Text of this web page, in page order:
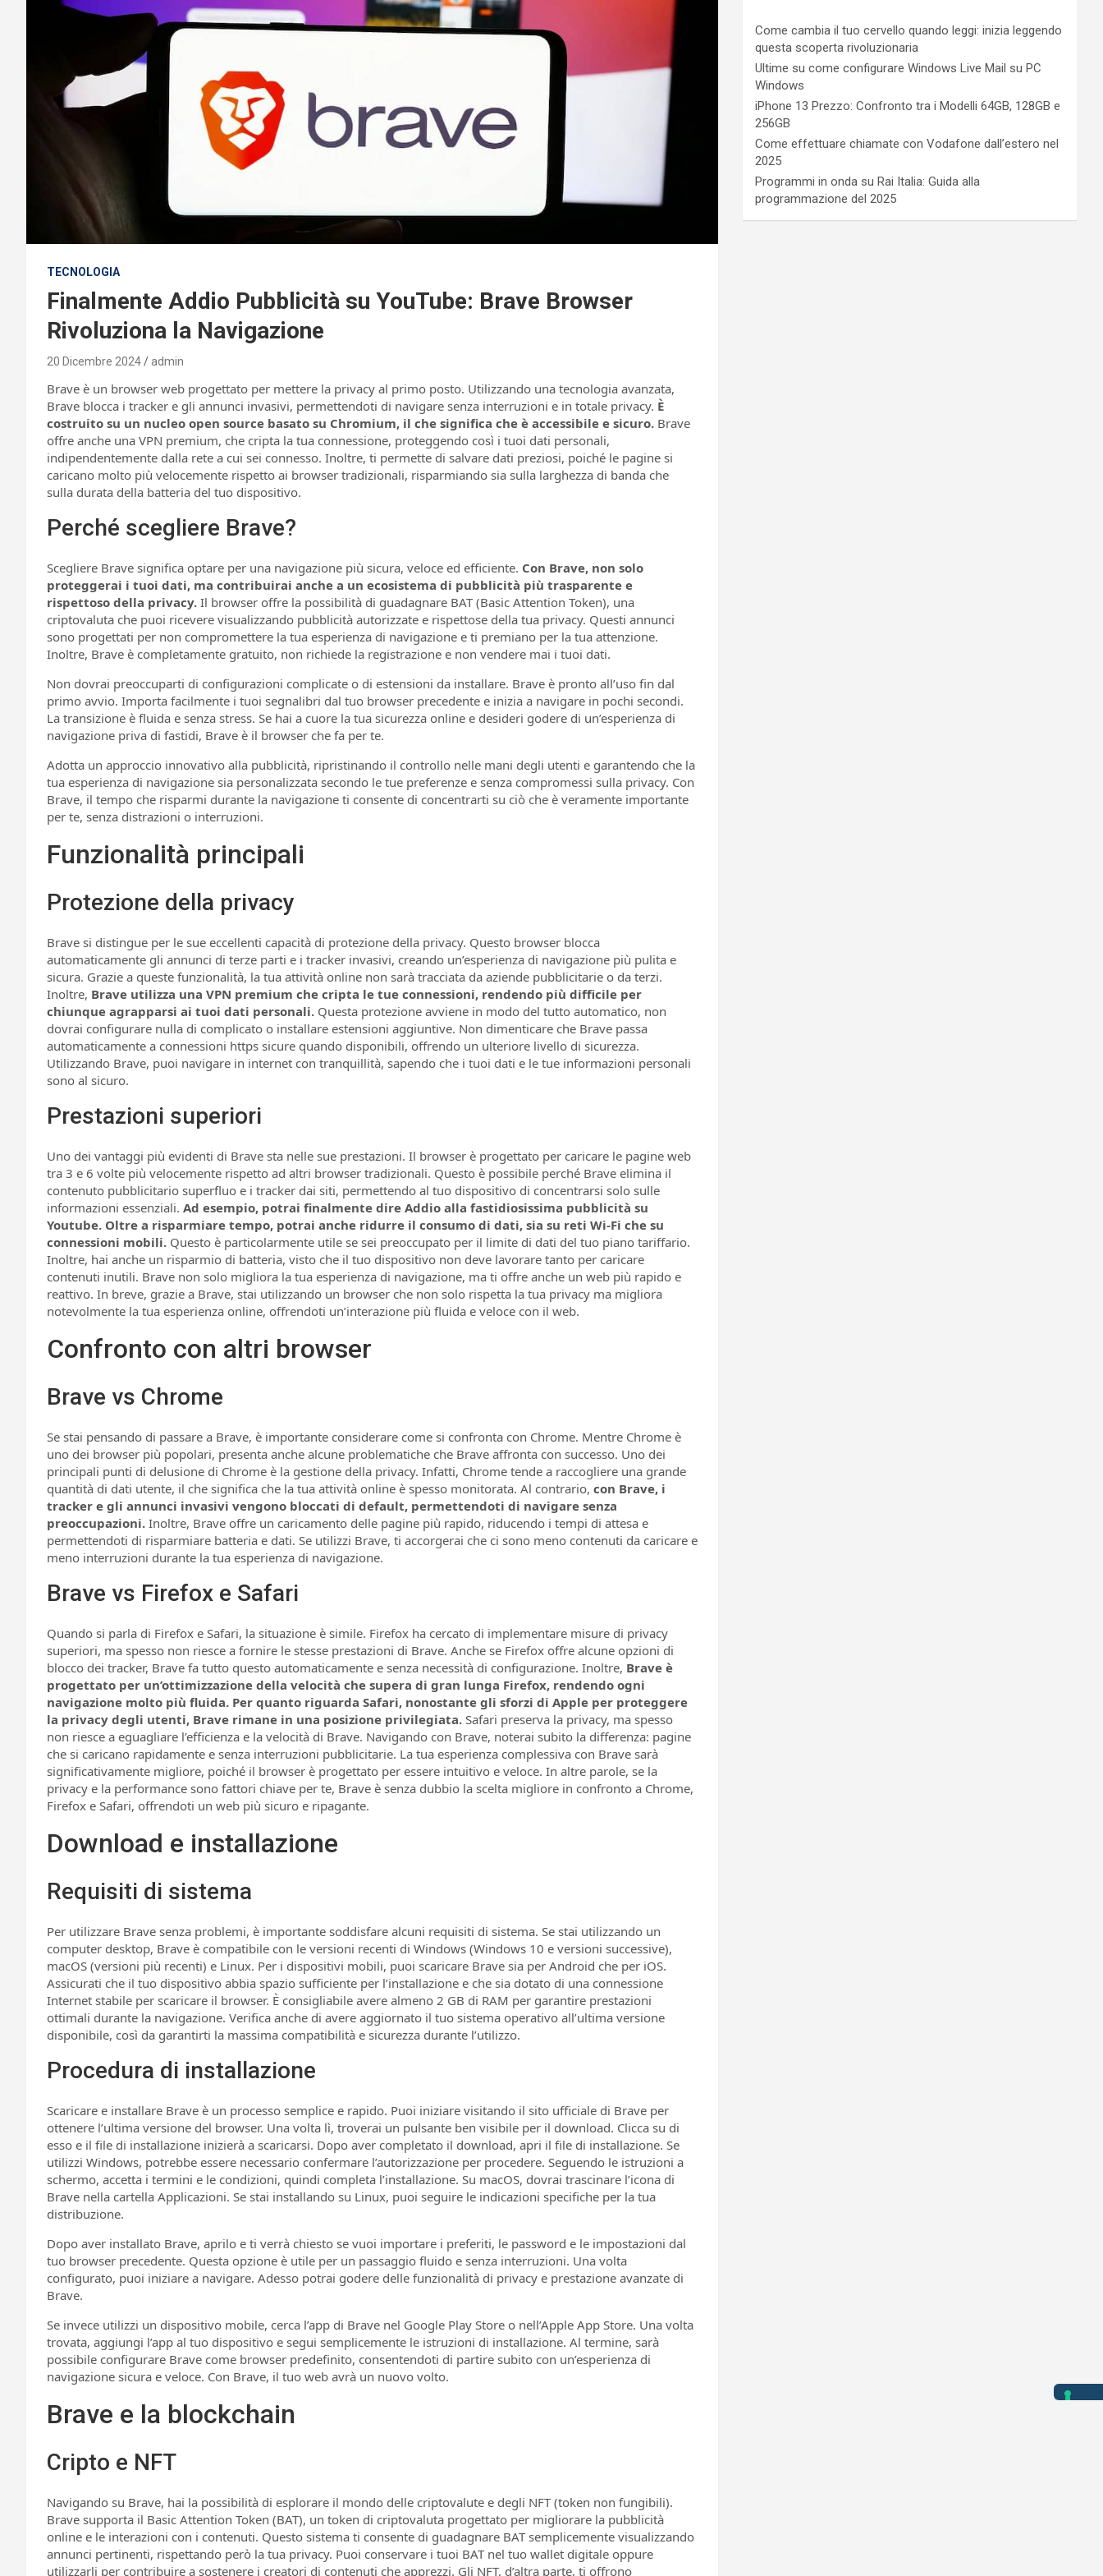
TECNOLOGIA
Finalmente Addio Pubblicità su YouTube: Brave Browser
Rivoluziona la Navigazione
20 Dicembre 2024 admin
Brave è un browser web progettato per mettere la privacy al primo posto. Utilizzando una tecnologia avanzata,
Brave blocca i tracker e gli annunci invasivi, permettendoti di navigare senza interruzioni e in totale privacy. È
costruito su un nucleo open source basato su Chromium, il che significa che è accessibile e sicuro. Brave
offre anche una VPN premium, che cripta la tua connessione, proteggendo così i tuoi dati personali,
indipendentemente dalla rete a cui sei connesso. Inoltre, ti permette di salvare dati preziosi, poiché le pagine si
caricano molto più velocemente rispetto ai browser tradizionali, risparmiando sia sulla larghezza di banda che
sulla durata della batteria del tuo dispositivo.
Perché scegliere Brave?
Scegliere Brave significa optare per una navigazione più sicura, veloce ed efficiente. Con Brave, non solo
proteggerai i tuoi dati, ma contribuirai anche a un ecosistema di pubblicità più trasparente e
rispettoso della privacy. Il browser offre la possibilità di guadagnare BAT (Basic Attention Token), una
criptovaluta che puoi ricevere visualizzando pubblicità autorizzate e rispettose della tua privacy. Questi annunci
sono progettati per non compromettere la tua esperienza di navigazione e ti premiano per la tua attenzione.
Inoltre, Brave è completamente gratuito, non richiede la registrazione e non vendere mai i tuoi dati.
Non dovrai preoccuparti di configurazioni complicate o di estensioni da installare. Brave è pronto all’uso fin dal
primo avvio. Importa facilmente i tuoi segnalibri dal tuo browser precedente e inizia a navigare in pochi secondi.
La transizione è fluida e senza stress. Se hai a cuore la tua sicurezza online e desideri godere di un’esperienza di
navigazione priva di fastidi, Brave è il browser che fa per te.
Adotta un approccio innovativo alla pubblicità, ripristinando il controllo nelle mani degli utenti e garantendo che la
tua esperienza di navigazione sia personalizzata secondo le tue preferenze e senza compromessi sulla privacy. Con
Brave, il tempo che risparmi durante la navigazione ti consente di concentrarti su ciò che è veramente importante
per te, senza distrazioni o interruzioni.
Funzionalità principali
Protezione della privacy
Brave si distingue per le sue eccellenti capacità di protezione della privacy. Questo browser blocca
automaticamente gli annunci di terze parti e i tracker invasivi, creando un’esperienza di navigazione più pulita e
sicura. Grazie a queste funzionalità, la tua attività online non sarà tracciata da aziende pubblicitarie o da terzi.
Inoltre, Brave utilizza una VPN premium che cripta le tue connessioni, rendendo più difficile per
chiunque agrapparsi ai tuoi dati personali. Questa protezione avviene in modo del tutto automatico, non
dovrai configurare nulla di complicato o installare estensioni aggiuntive. Non dimenticare che Brave passa
automaticamente a connessioni https sicure quando disponibili, offrendo un ulteriore livello di sicurezza.
Utilizzando Brave, puoi navigare in internet con tranquillità, sapendo che i tuoi dati e le tue informazioni personali
sono al sicuro.
Prestazioni superiori
Uno dei vantaggi più evidenti di Brave sta nelle sue prestazioni. Il browser è progettato per caricare le pagine web
tra 3 e 6 volte più velocemente rispetto ad altri browser tradizionali. Questo è possibile perché Brave elimina il
contenuto pubblicitario superfluo e i tracker dai siti, permettendo al tuo dispositivo di concentrarsi solo sulle
informazioni essenziali. Ad esempio, potrai finalmente dire Addio alla fastidiosissima pubblicità su
Youtube. Oltre a risparmiare tempo, potrai anche ridurre il consumo di dati, sia su reti Wi-Fi che su
connessioni mobili. Questo è particolarmente utile se sei preoccupato per il limite di dati del tuo piano tariffario.
Inoltre, hai anche un risparmio di batteria, visto che il tuo dispositivo non deve lavorare tanto per caricare
contenuti inutili. Brave non solo migliora la tua esperienza di navigazione, ma ti offre anche un web più rapido e
reattivo. In breve, grazie a Brave, stai utilizzando un browser che non solo rispetta la tua privacy ma migliora
notevolmente la tua esperienza online, offrendoti un’interazione più fluida e veloce con il web.
Confronto con altri browser
Brave vs Chrome
Se stai pensando di passare a Brave, è importante considerare come si confronta con Chrome. Mentre Chrome è
uno dei browser più popolari, presenta anche alcune problematiche che Brave affronta con successo. Uno dei
principali punti di delusione di Chrome è la gestione della privacy. Infatti, Chrome tende a raccogliere una grande
quantità di dati utente, il che significa che la tua attività online è spesso monitorata. Al contrario, con Brave, i
tracker e gli annunci invasivi vengono bloccati di default, permettendoti di navigare senza
preoccupazioni. Inoltre, Brave offre un caricamento delle pagine più rapido, riducendo i tempi di attesa e
permettendoti di risparmiare batteria e dati. Se utilizzi Brave, ti accorgerai che ci sono meno contenuti da caricare e
meno interruzioni durante la tua esperienza di navigazione.
Brave vs Firefox e Safari
Quando si parla di Firefox e Safari, la situazione è simile. Firefox ha cercato di implementare misure di privacy
superiori, ma spesso non riesce a fornire le stesse prestazioni di Brave. Anche se Firefox offre alcune opzioni di
blocco dei tracker, Brave fa tutto questo automaticamente e senza necessità di configurazione. Inoltre, Brave è
progettato per un’ottimizzazione della velocità che supera di gran lunga Firefox, rendendo ogni
navigazione molto più fluida. Per quanto riguarda Safari, nonostante gli sforzi di Apple per proteggere
la privacy degli utenti, Brave rimane in una posizione privilegiata. Safari preserva la privacy, ma spesso
non riesce a eguagliare l’efficienza e la velocità di Brave. Navigando con Brave, noterai subito la differenza: pagine
che si caricano rapidamente e senza interruzioni pubblicitarie. La tua esperienza complessiva con Brave sarà
significativamente migliore, poiché il browser è progettato per essere intuitivo e veloce. In altre parole, se la
privacy e la performance sono fattori chiave per te, Brave è senza dubbio la scelta migliore in confronto a Chrome,
Firefox e Safari, offrendoti un web più sicuro e ripagante.
Download e installazione
Requisiti di sistema
Per utilizzare Brave senza problemi, è importante soddisfare alcuni requisiti di sistema. Se stai utilizzando un
computer desktop, Brave è compatibile con le versioni recenti di Windows (Windows 10 e versioni successive),
macOS (versioni più recenti) e Linux. Per i dispositivi mobili, puoi scaricare Brave sia per Android che per iOS.
Assicurati che il tuo dispositivo abbia spazio sufficiente per l’installazione e che sia dotato di una connessione
Internet stabile per scaricare il browser. È consigliabile avere almeno 2 GB di RAM per garantire prestazioni
ottimali durante la navigazione. Verifica anche di avere aggiornato il tuo sistema operativo all’ultima versione
disponibile, così da garantirti la massima compatibilità e sicurezza durante l’utilizzo.
Procedura di installazione
Scaricare e installare Brave è un processo semplice e rapido. Puoi iniziare visitando il sito ufficiale di Brave per
ottenere l’ultima versione del browser. Una volta lì, troverai un pulsante ben visibile per il download. Clicca su di
esso e il file di installazione inizierà a scaricarsi. Dopo aver completato il download, apri il file di installazione. Se
utilizzi Windows, potrebbe essere necessario confermare l’autorizzazione per procedere. Seguendo le istruzioni a
schermo, accetta i termini e le condizioni, quindi completa l’installazione. Su macOS, dovrai trascinare l’icona di
Brave nella cartella Applicazioni. Se stai installando su Linux, puoi seguire le indicazioni specifiche per la tua
distribuzione.
Dopo aver installato Brave, aprilo e ti verrà chiesto se vuoi importare i preferiti, le password e le impostazioni dal
tuo browser precedente. Questa opzione è utile per un passaggio fluido e senza interruzioni. Una volta
configurato, puoi iniziare a navigare. Adesso potrai godere delle funzionalità di privacy e prestazione avanzate di
Brave.
Se invece utilizzi un dispositivo mobile, cerca l’app di Brave nel Google Play Store o nell’Apple App Store. Una volta
trovata, aggiungi l’app al tuo dispositivo e segui semplicemente le istruzioni di installazione. Al termine, sarà
possibile configurare Brave come browser predefinito, consentendoti di partire subito con un’esperienza di
navigazione sicura e veloce. Con Brave, il tuo web avrà un nuovo volto.
Brave e la blockchain
Cripto e NFT
Navigando su Brave, hai la possibilità di esplorare il mondo delle criptovalute e degli NFT (token non fungibili).
Brave supporta il Basic Attention Token (BAT), un token di criptovaluta progettato per migliorare la pubblicità
online e le interazioni con i contenuti. Questo sistema ti consente di guadagnare BAT semplicemente visualizzando
annunci pertinenti, rispettando però la tua privacy. Puoi conservare i tuoi BAT nel tuo wallet digitale oppure
utilizzarli per contribuire a sostenere i creatori di contenuti che apprezzi. Gli NFT, d’altra parte, ti offrono
Come cambia il tuo cervello quando leggi: inizia leggendo
questa scoperta rivoluzionaria
Ultime su come configurare Windows Live Mail su PC
Windows
iPhone 13 Prezzo: Confronto tra i Modelli 64GB, 128GB e
256GB
Come effettuare chiamate con Vodafone dall’estero nel
2025
Programmi in onda su Rai Italia: Guida alla
programmazione del 2025